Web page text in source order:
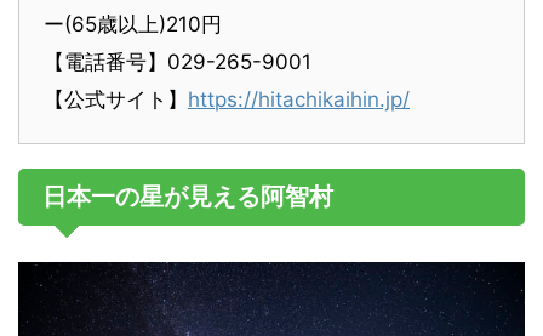
ー(65歳以上)210円
【電話番号】029-265-9001
【公式サイト】 https://hitachikaihin.jp/
日本一の星が見える阿智村